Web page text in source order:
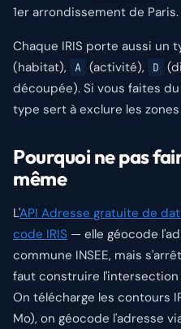
1er arrondissement de Paris.
Chaque IRIS porte aussi un
(habitat), A (activité), D
découpée). Si vous faites
type sert à exclure les
Pourquoi ne pas
même
L'API Adresse gratuite de
code IRIS — elle géocode
commune INSEE, mais
faut construire l'intersection
On télécharge les contours
Mo), on géocode l'adresse